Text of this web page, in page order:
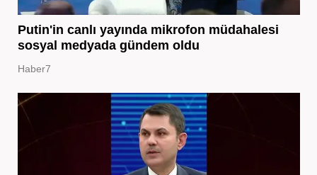
Putin'in canlı yayında mikrofon müdahalesi
sosyal medyada gündem oldu
Haber7